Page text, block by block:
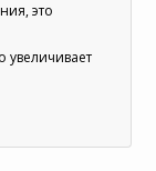
это
увеличивает